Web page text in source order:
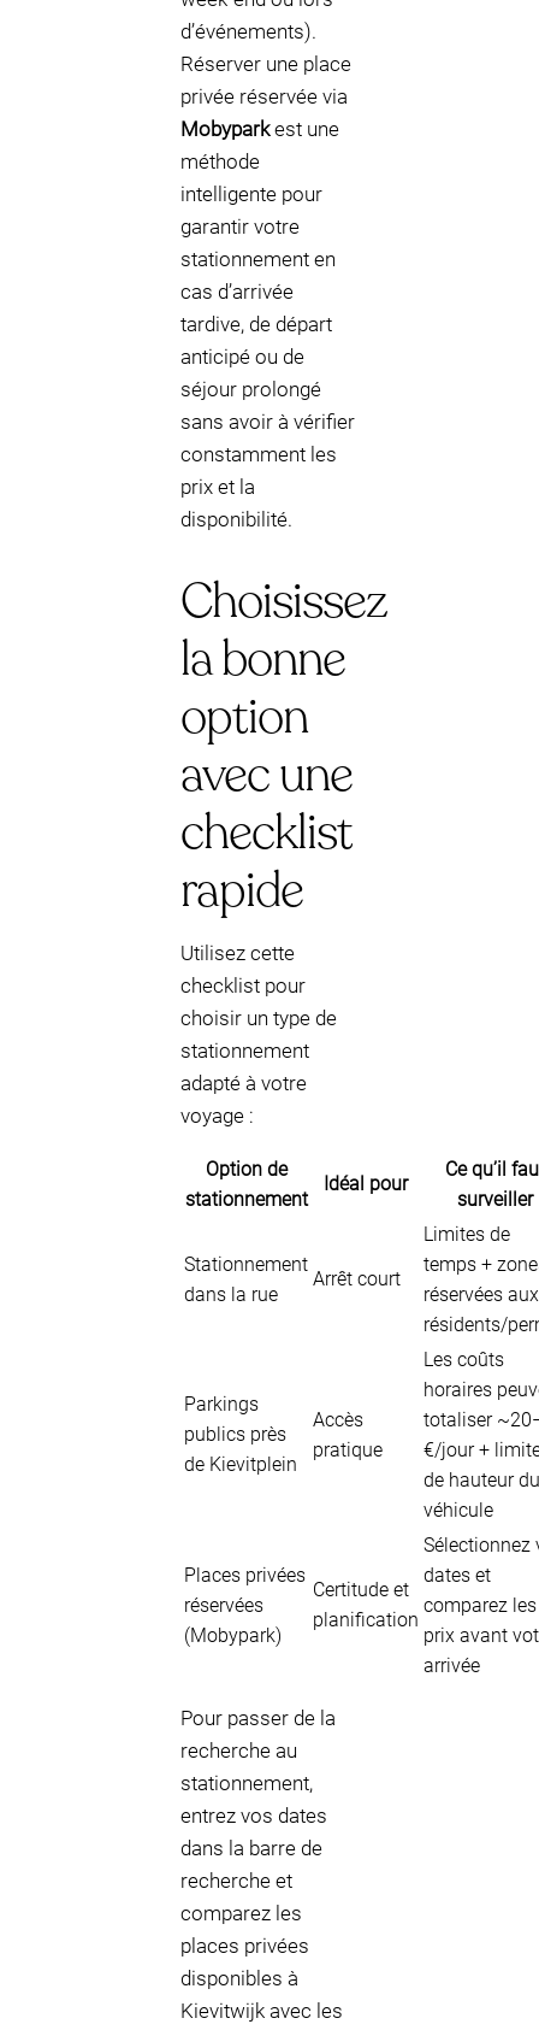
d’événements).
Réserver une place
privée réservée via
Mobyparkest une
méthode
intelligente pour
garantir votre
stationnement en
cas d’arrivée
tardive, de départ
anticipé ou de
séjour prolongé
sans avoir à vérifier
constamment les
prix et la
disponibilité.
Choisissez
la bonne
option
avec une
checklist
rapide
Utilisez cette
checklist pour
choisir un type de
stationnement
adapté à votre
voyage :
Option de
stationnement
Idéal pour
Ce qu’il
surveiller
Stationnement
dans la rue
Arrêt court
Limites de
temps +
réservées aux
résidents/
Parkings
publics près
de Kievitplein
Accès
pratique
Les coûts
horaires
totaliser
€/jour +
de hauteur du
véhicule
Places privées
réservées
(Mobypark)
Certitude et
planification
Sélectionnez
dates et
comparez les
prix avant
arrivée
Pour passer de la
recherche au
stationnement,
entrez vos dates
dans la barre de
recherche et
comparez les
places privées
disponibles à
Kievitwijk avec les